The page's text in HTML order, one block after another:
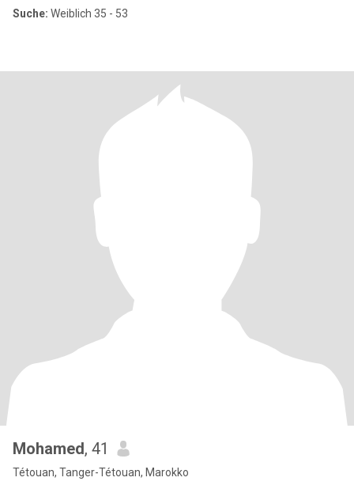
Suche: Weiblich 35 - 53
Mohamed, 41
Tétouan, Tanger-Tétouan, Marokko